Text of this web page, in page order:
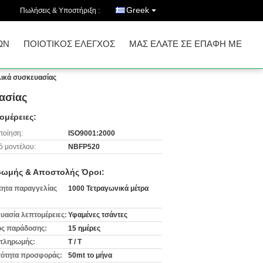
Πωλήσεις & Υποστήριξη : Greek
ΠΟΙΟΤΙΚΌΣ ΈΛΕΓΧΟΣ ΜΑΣ ΕΛΆΤΕ ΣΕ ΕΠΑΦΉ ΜΕ
συσκευασίας
ISO9001:2000
μοντέλου:
NBFP520
& Αποστολής Όροι:
παραγγελίας
1000 Τετραγωνικά μέτρα
λεπτομέρειες: Υφαμένες τσάντες
παράδοσης:
15 ημέρες
T / T
προσφοράς:
50mt το μήνα